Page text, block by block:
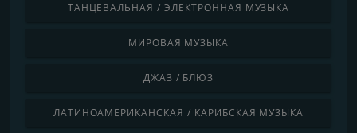
ТАНЦЕВАЛЬНАЯ / ЭЛЕКТРОННАЯ МУЗЫКА
МИРОВАЯ МУЗЫКА
ДЖАЗ / БЛЮЗ
ЛАТИНОАМЕРИКАНСКАЯ / КАРИБСКАЯ МУЗЫКА